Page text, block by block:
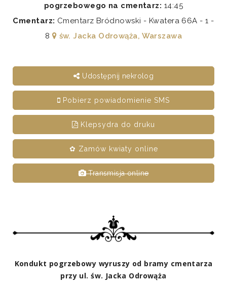
pogrzebowego na cmentarz: 14:45
Cmentarz: Cmentarz Bródnowski - Kwatera 66A - 1 -
8
św. Jacka Odrowąża, Warszawa
Udostępnij nekrolog
Pobierz powiadomienie SMS
Klepsydra do druku
✿ Zamów kwiaty online
Transmisja online
Kondukt pogrzebowy wyruszy od bramy cmentarza
przy ul. św. Jacka Odrowąża